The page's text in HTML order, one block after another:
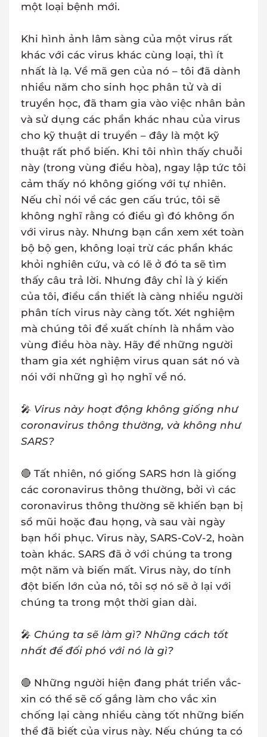
một loại bệnh mới.
Khi hình ảnh lâm sàng của một virus rất
khác với các virus khác cùng loại, thì ít
nhất là lạ. Về mã gen của nó – tôi đã dành
nhiều năm cho sinh học phân tử và di
truyền học, đã tham gia vào việc nhân bản
và sử dụng các phần khác nhau của virus
cho kỹ thuật di truyền – đây là một kỹ
thuật rất phổ biến. Khi tôi nhìn thấy chuỗi
này (trong vùng điều hòa), ngay lập tức tôi
cảm thấy nó không giống với tự nhiên.
Nếu chỉ nói về các gen cấu trúc, tôi sẽ
không nghĩ rằng có điều gì đó không ổn
với virus này. Nhưng bạn cần xem xét toàn
bộ bộ gen, không loại trừ các phần khác
khỏi nghiên cứu, và có lẽ ở đó ta sẽ tìm
thấy câu trả lời. Nhưng đây chỉ là ý kiến ​​
của tôi, điều cần thiết là càng nhiều người
phân tích virus này càng tốt. Xét nghiệm
mà chúng tôi đề xuất chính là nhắm vào
vùng điều hòa này. Hãy để những người
tham gia xét nghiệm virus quan sát nó và
nói với những gì họ nghĩ về nó.
🎤 Virus này hoạt động không giống như
coronavirus thông thường, và không như
SARS?
🔴 Tất nhiên, nó giống SARS hơn là giống
các coronavirus thông thường, bởi vì các
coronavirus thông thường sẽ khiến bạn bị
sổ mũi hoặc đau họng, và sau vài ngày
bạn hồi phục. Virus này, SARS-CoV-2, hoàn
toàn khác. SARS đã ở với chúng ta trong
một năm và biến mất. Virus này, do tính
đột biến lớn của nó, tôi sợ nó sẽ ở lại với
chúng ta trong một thời gian dài.
🎤 Chúng ta sẽ làm gì? Những cách tốt
nhất để đối phó với nó là gì?
🔴 Những người hiện đang phát triển vắc-
xin có thể sẽ cố gắng làm cho vắc xin
chống lại càng nhiều càng tốt những biến
thể đã biết của virus này. Nếu chúng ta có